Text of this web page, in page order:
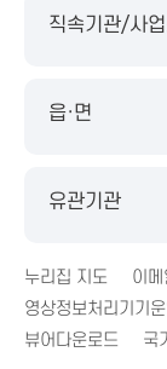
직속기관/사
읍·면
유관기관
누리집 지도 이
영상정보처리기기
뷰어다운로드
국